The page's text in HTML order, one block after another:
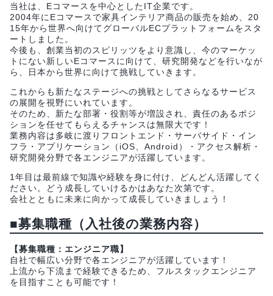
当社は、Eコマースを中心としたIT企業です。
2004年にEコマースで家具インテリア商品の販売を始め、20
15年から世界へ向けてグローバルECプラットフォームをスタ
ートしました。
今後も、創業当初のスピリッツをより意識し、今のマーケッ
トにない新しいEコマースに向けて、研究開発などを行いなが
ら、日本から世界に向けて挑戦していきます。
これからも新たなステージへの挑戦としてさらなるサービス
の展開を視野にいれています。
そのため、新たな部署・役割等が増設され、責任のあるポジ
ションを任せてもらえるチャンスは無限大です！
業務内容は多岐に渡りフロントエンド・サーバサイド・イン
フラ・アプリケーション（iOS、Android）・アクセス解析・
研究開発分野で各エンジニアが活躍しています。
1年目は最前線で知識や経験を身に付け、どんどん活躍してく
ださい。どう成長していけるかはあなた次第です。
会社とともに未来に向かって成長していきましょう！
■募集職種（入社後の業務内容）
【募集職種：エンジニア職】
自社で幅広い分野で各エンジニアが活躍しています！
上流から下流まで経験できるため、フルスタックエンジニア
を目指すことも可能です！